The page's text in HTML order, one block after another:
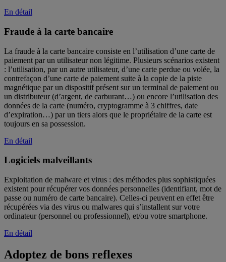
En détail
Fraude à la carte bancaire
La fraude à la carte bancaire consiste en l’utilisation d’une carte de
paiement par un utilisateur non légitime. Plusieurs scénarios existent
: l’utilisation, par un autre utilisateur, d’une carte perdue ou volée, la
contrefaçon d’une carte de paiement suite à la copie de la piste
magnétique par un dispositif présent sur un terminal de paiement ou
un distributeur (d’argent, de carburant…) ou encore l’utilisation des
données de la carte (numéro, cryptogramme à 3 chiffres, date
d’expiration…) par un tiers alors que le propriétaire de la carte est
toujours en sa possession.
En détail
Logiciels malveillants
Exploitation de malware et virus : des méthodes plus sophistiquées
existent pour récupérer vos données personnelles (identifiant, mot de
passe ou numéro de carte bancaire). Celles-ci peuvent en effet être
récupérées via des virus ou malwares qui s’installent sur votre
ordinateur (personnel ou professionnel), et/ou votre smartphone.
En détail
Adoptez de bons reflexes